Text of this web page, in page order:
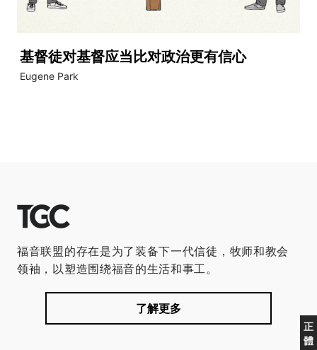
基督徒对基督应当比对政治更有信心
Eugene Park
正
體
福音联盟的存在是为了装备下一代信徒，牧师和教会
领袖，以塑造围绕福音的生活和事工。
了解更多